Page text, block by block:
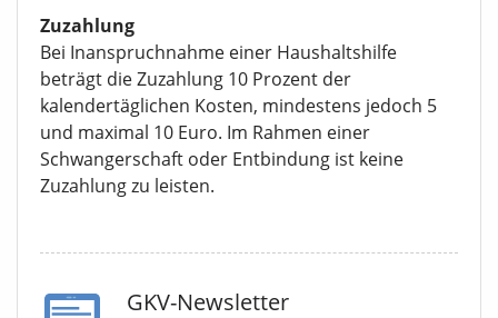
Zuzahlung
Bei Inanspruchnahme einer Haushaltshilfe
beträgt die Zuzahlung 10 Prozent der
kalendertäglichen Kosten, mindestens jedoch 5
und maximal 10 Euro. Im Rahmen einer
Schwangerschaft oder Entbindung ist keine
Zuzahlung zu leisten.
GKV-Newsletter